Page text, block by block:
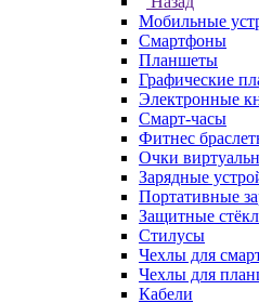
Мобильные
Смартфоны
Планшеты
Графические
Электронные
Смарт-часы
Фитнес
Очки
Зарядные
Портативные
Защитные
Стилусы
Чехлы для
Чехлы для
Кабели